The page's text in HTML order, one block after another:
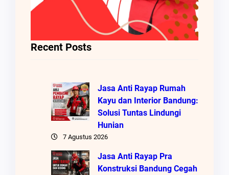
Recent Posts
Jasa Anti Rayap Rumah
Kayu dan Interior Bandung:
Solusi Tuntas Lindungi
Hunian
7 Agustus 2026
Jasa Anti Rayap Pra
Konstruksi Bandung Cegah